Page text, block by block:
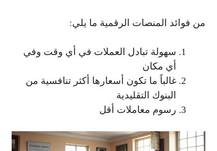
من فوائد المنصات الرقمية ما يلي:
سهولة تبادل العملات في أي وقت وفي
أي مكان
غالباً ما تكون أسعارها أكثر تنافسية من
البنوك التقليدية
رسوم معاملات أقل